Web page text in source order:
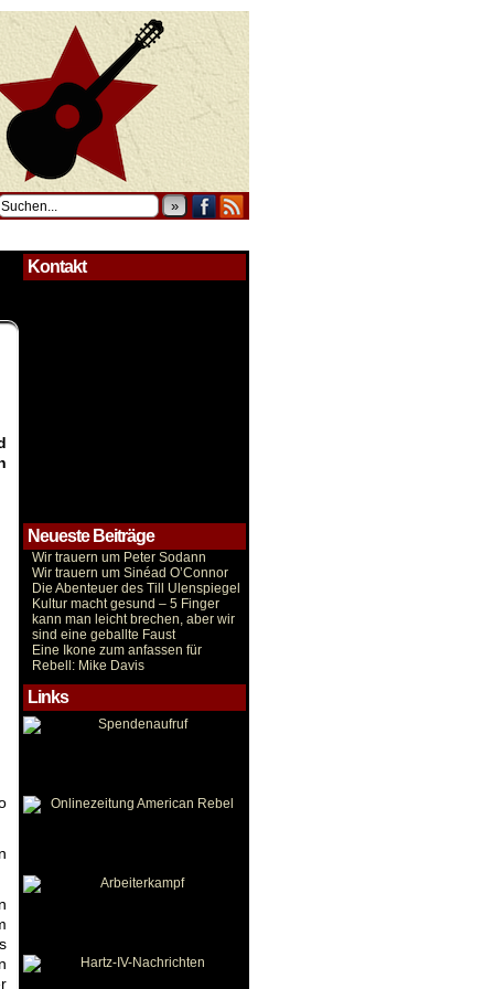
»
Kontakt
Neueste Beiträge
Wir trauern um Peter Sodann
Wir trauern um Sinéad O’Connor
Die Abenteuer des Till Ulenspiegel
Kultur macht gesund – 5 Finger
kann man leicht brechen, aber wir
sind eine geballte Faust
Eine Ikone zum anfassen für
Rebell: Mike Davis
Links